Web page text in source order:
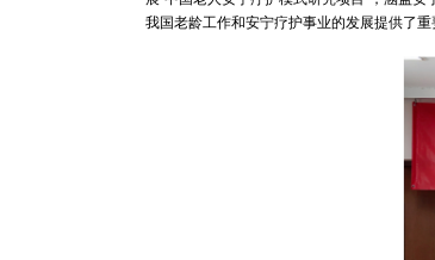
我国老龄工作和安宁疗护事业的发展提供了重